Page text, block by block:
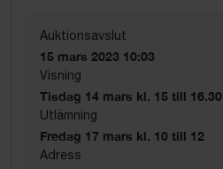
Auktionsavslut
15 mars 2023 10:03
Visning
Tisdag 14 mars kl. 15 till 16.30
Utlämning
Fredag 17 mars kl. 10 till 12
Adress